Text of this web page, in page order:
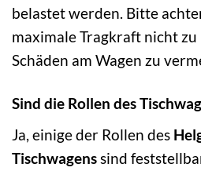
belastet werden. Bitte
maximale Tragkraft nicht
Schäden am Wagen zu
Sind die Rollen des
Ja, einige der Rollen des
Tischwagenssind